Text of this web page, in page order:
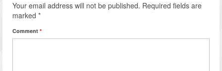
Your email address will not be published. Required fields are
marked *
Comment *